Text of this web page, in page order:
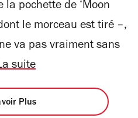
pochette de ‘Moon
le morceau est tiré –,
ne va pas vraiment sans
suite
Plus